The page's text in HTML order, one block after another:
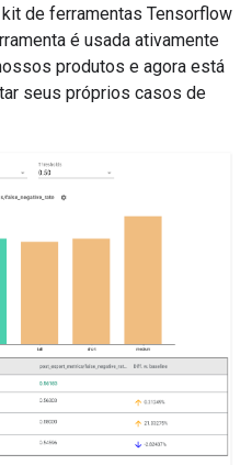
de ferramentas Tensorflow
é usada ativamente
produtos e agora está
seus próprios casos de